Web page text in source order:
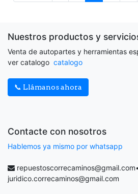
Nuestros productos y
Venta de autopartes y herramientas
ver catalogo catalogo
📞 Llámanos ahora
Contacte con nosotros
Hablemos ya mismo por whatsapp
repuestoscorrecaminos@gmail.com
juridico.correcaminos@gmail.com